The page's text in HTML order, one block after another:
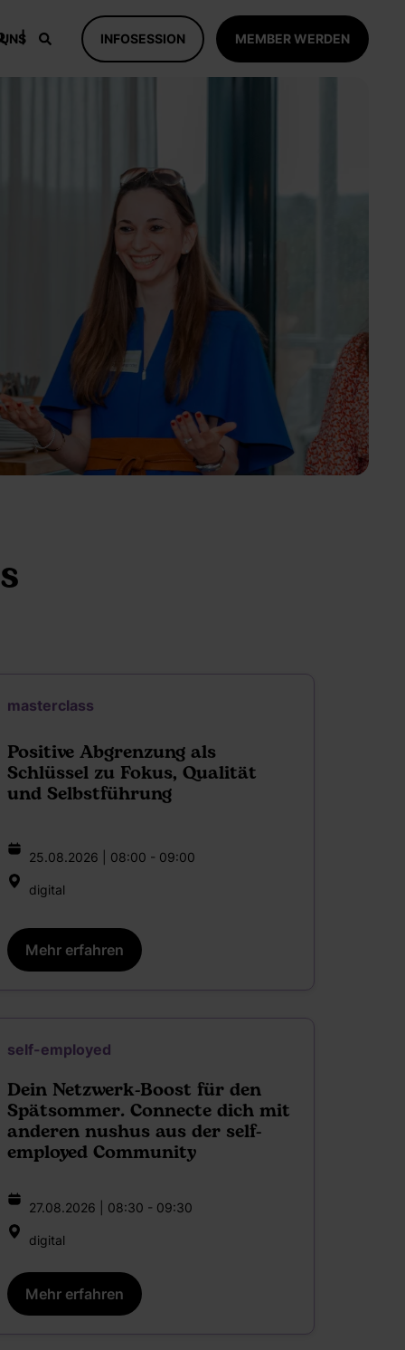
INFOSESSION MEMBER WERDEN
masterclass
Positive Abgrenzung als
Schlüssel zu Fokus, Qualität
und Selbstführung
25.08.2026 | 08:00 - 09:00
digital
Mehr erfahren
self-employed
Dein Netzwerk-Boost für den
Spätsommer. Connecte dich mit
anderen nushus aus der self-
employed Community
27.08.2026 | 08:30 - 09:30
digital
Mehr erfahren